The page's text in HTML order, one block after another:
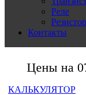
Реле
Контакты
Цены на
КАЛЬКУЛЯТОР